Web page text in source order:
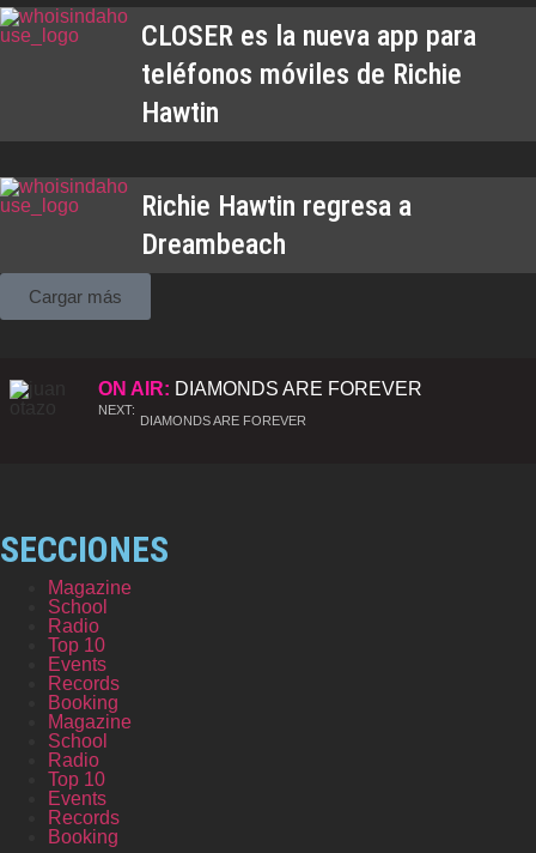
CLOSER es la nueva app para
teléfonos móviles de Richie
Hawtin
Richie Hawtin regresa a
Dreambeach
Cargar más
ON AIR: DIAMONDS ARE FOREVER
NEXT:
DIAMONDS ARE FOREVER
SECCIONES
Magazine
School
Radio
Top 10
Events
Records
Booking
Magazine
School
Radio
Top 10
Events
Records
Booking